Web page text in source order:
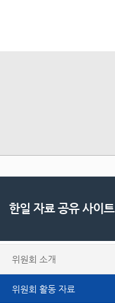
한일 자료 공유 사이트
위원회 소개
위원회 활동 자료